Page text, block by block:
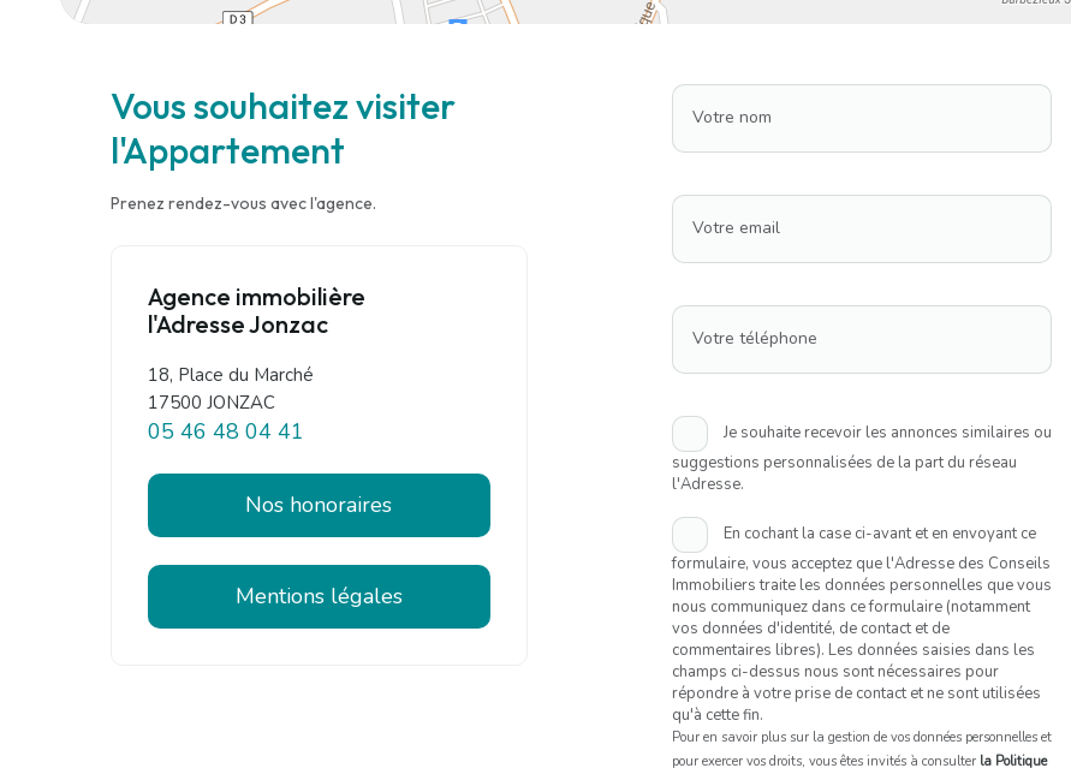
Vous souhaitez visiter
l'Appartement
Prenez rendez-vous avec l'agence.
Agence immobilière
l'Adresse Jonzac
18, Place du Marché
17500 JONZAC
05 46 48 04 41
Nos honoraires
Mentions légales
Votre nom
Votre email
Votre téléphone
Je souhaite recevoir les annonces similaires ou
suggestions personnalisées de la part du réseau
l'Adresse.
En cochant la case ci-avant et en envoyant ce
formulaire, vous acceptez que l'Adresse des Conseils
Immobiliers traite les données personnelles que vous
nous communiquez dans ce formulaire (notamment
vos données d'identité, de contact et de
commentaires libres). Les données saisies dans les
champs ci-dessus nous sont nécessaires pour
répondre à votre prise de contact et ne sont utilisées
qu'à cette fin.
Pour en savoir plus sur la gestion de vos données personnelles et
pour exercer vos droits, vous êtes invités à consulter la Politique